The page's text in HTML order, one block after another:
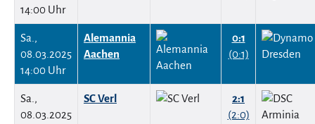
14:00 Uhr
Sa.,
08.03.2025
14:00 Uhr
Alemannia
Aachen
0:1
(0:1)
Sa.,
08.03.2025
SC Verl
2:1
(2:0)